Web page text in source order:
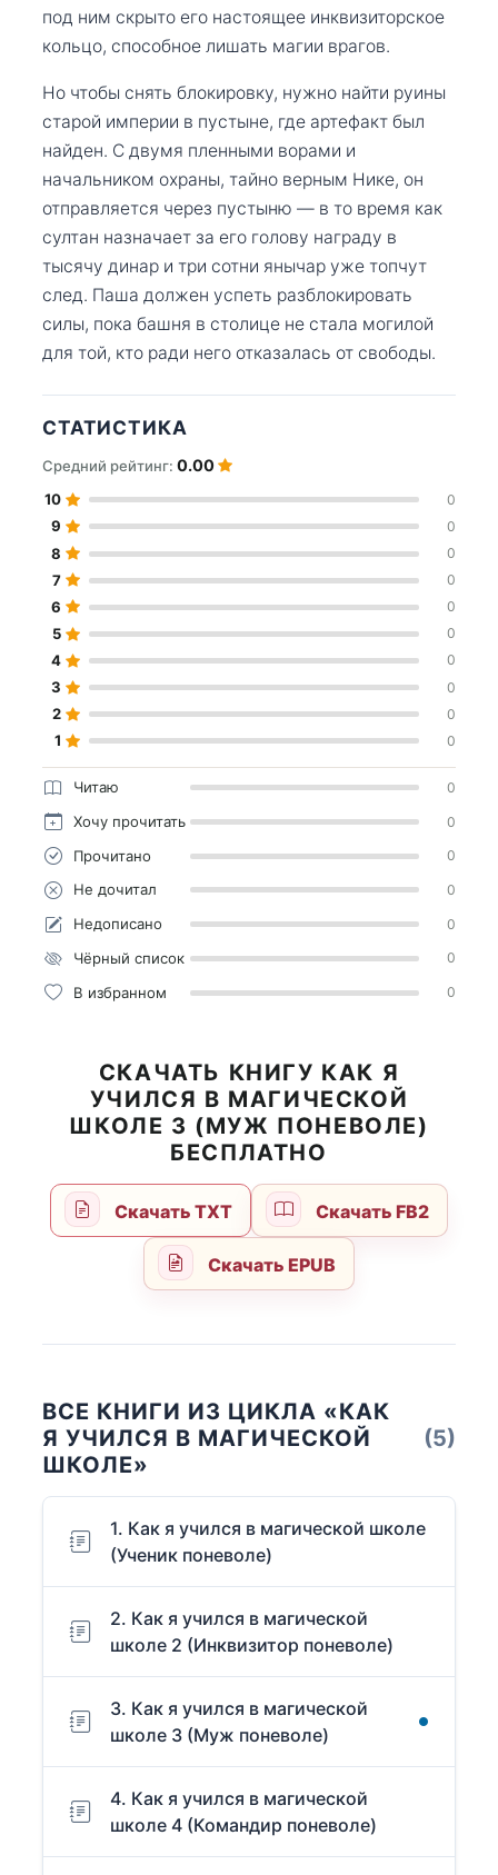
под ним скрыто его настоящее инквизиторское
кольцо, способное лишать магии врагов.
Но чтобы снять блокировку, нужно найти руины
старой империи в пустыне, где артефакт был
найден. С двумя пленными ворами и
начальником охраны, тайно верным Нике, он
отправляется через пустыню — в то время как
султан назначает за его голову награду в
тысячу динар и три сотни янычар уже топчут
след. Паша должен успеть разблокировать
силы, пока башня в столице не стала могилой
для той, кто ради него отказалась от свободы.
СТАТИСТИКА
Средний рейтинг: 0.00
10 0
9 0
8 0
7 0
6 0
5 0
4 0
3 0
2 0
1 0
Читаю 0
Хочу прочитать 0
Прочитано 0
Не дочитал 0
Недописано 0
Чёрный список 0
В избранном 0
СКАЧАТЬ КНИГУ КАК Я
УЧИЛСЯ В МАГИЧЕСКОЙ
ШКОЛЕ 3 (МУЖ ПОНЕВОЛЕ)
БЕСПЛАТНО
Скачать TXT Скачать FB2
Скачать EPUB
ВСЕ КНИГИ ИЗ ЦИКЛА «КАК
Я УЧИЛСЯ В МАГИЧЕСКОЙ
ШКОЛЕ»
(5)
1. Как я учился в магической школе
(Ученик поневоле)
2. Как я учился в магической
школе 2 (Инквизитор поневоле)
3. Как я учился в магической
школе 3 (Муж поневоле)
4. Как я учился в магической
школе 4 (Командир поневоле)